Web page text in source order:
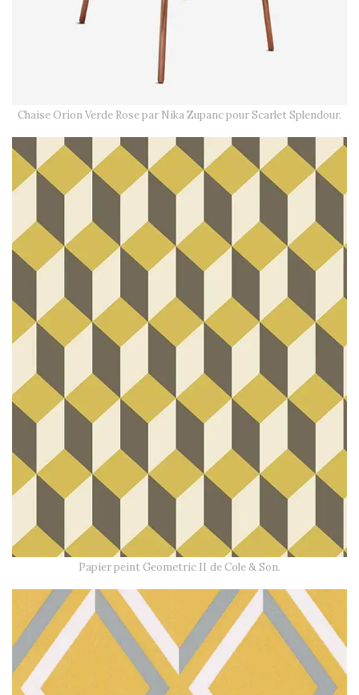
Chaise Orion Verde Rose par Nika Zupanc pour Scarlet Splendour.
Papier peint Geometric II de Cole & Son.